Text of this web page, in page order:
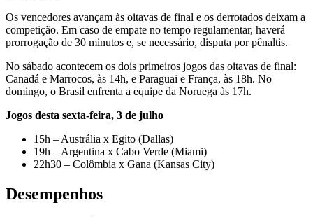
Os vencedores avançam às oitavas de final e os derrotados deixam a
competição. Em caso de empate no tempo regulamentar, haverá
prorrogação de 30 minutos e, se necessário, disputa por pênaltis.
No sábado acontecem os dois primeiros jogos das oitavas de final:
Canadá e Marrocos, às 14h, e Paraguai e França, às 18h. No
domingo, o Brasil enfrenta a equipe da Noruega às 17h.
Jogos desta sexta-feira, 3 de julho
15h – Austrália x Egito (Dallas)
19h – Argentina x Cabo Verde (Miami)
22h30 – Colômbia x Gana (Kansas City)
Desempenhos